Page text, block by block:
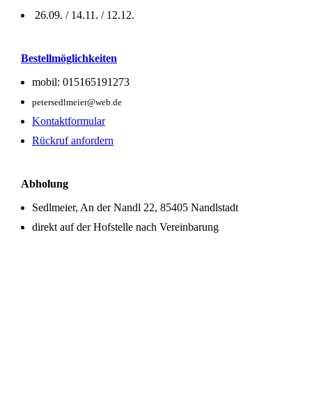
26.09. / 14.11. / 12.12.
Bestellmöglichkeiten
mobil: 015165191273
petersedlmeier@web.de
Kontaktformular
Rückruf anfordern
Abholung
Sedlmeier, An der Nandl 22, 85405 Nandlstadt
direkt auf der Hofstelle nach Vereinbarung